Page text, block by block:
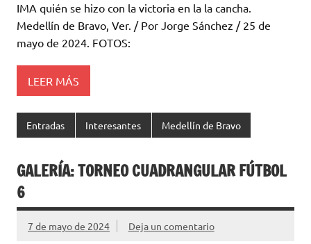
IMA quién se hizo con la victoria en la la cancha.
Medellín de Bravo, Ver. / Por Jorge Sánchez / 25 de
mayo de 2024. FOTOS:
LEER MÁS
Entradas Interesantes Medellín de Bravo
GALERÍA: TORNEO CUADRANGULAR FÚTBOL
6
7 de mayo de 2024 Deja un comentario